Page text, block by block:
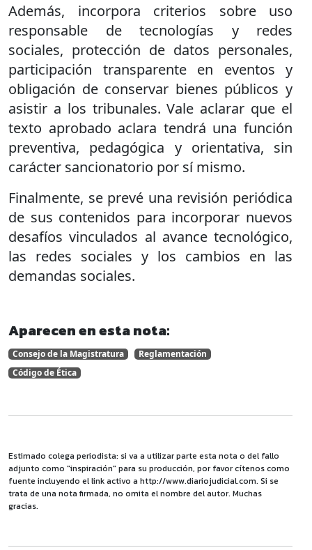
Además, incorpora criterios sobre uso
responsable de tecnologías y redes
sociales, protección de datos personales,
participación transparente en eventos y
obligación de conservar bienes públicos y
asistir a los tribunales. Vale aclarar que el
texto aprobado aclara tendrá una función
preventiva, pedagógica y orientativa, sin
carácter sancionatorio por sí mismo.
Finalmente, se prevé una revisión periódica
de sus contenidos para incorporar nuevos
desafíos vinculados al avance tecnológico,
las redes sociales y los cambios en las
demandas sociales.
Aparecen en esta nota:
Consejo de la Magistratura
Reglamentación
Código de Ética
Estimado colega periodista: si va a utilizar parte esta nota o del fallo
adjunto como "inspiración" para su producción, por favor cítenos como
fuente incluyendo el link activo a http://www.diariojudicial.com. Si se
trata de una nota firmada, no omita el nombre del autor. Muchas
gracias.